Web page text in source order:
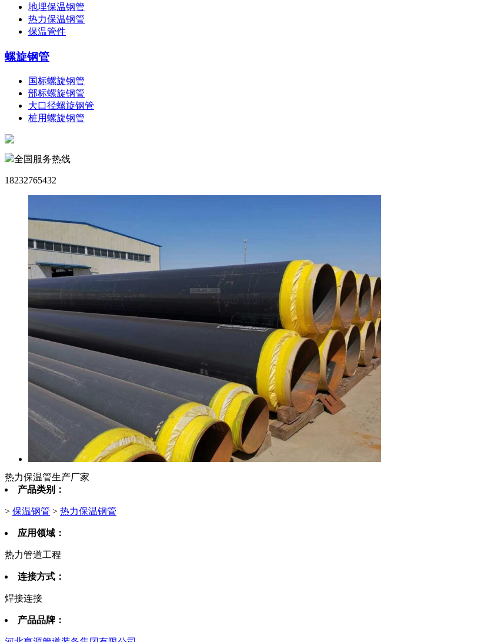
地埋保温钢管
热力保温钢管
保温管件
螺旋钢管
国标螺旋钢管
部标螺旋钢管
大口径螺旋钢管
桩用螺旋钢管
全国服务热线
18232765432
热力保温管生产厂家
产品类别：
> 保温钢管 > 热力保温钢管
应用领域：
热力管道工程
连接方式：
焊接连接
产品品牌：